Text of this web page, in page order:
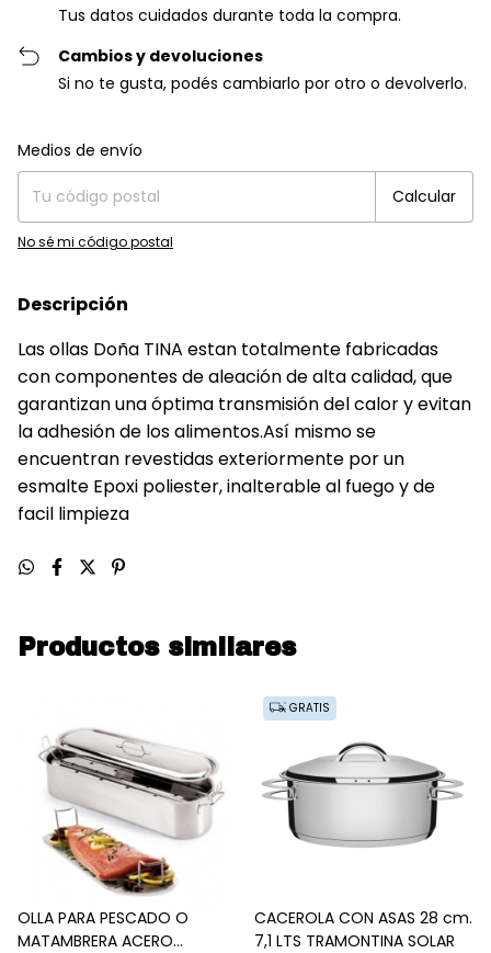
Tus datos cuidados durante toda la compra.
Cambios y devoluciones
Si no te gusta, podés cambiarlo por otro o devolverlo.
Entregas para el CP:
Medios de envío
Calcular
No sé mi código postal
Descripción
Las ollas Doña TINA estan totalmente fabricadas
con componentes de aleación de alta calidad, que
garantizan una óptima transmisión del calor y evitan
la adhesión de los alimentos.Así mismo se
encuentran revestidas exteriormente por un
esmalte Epoxi poliester, inalterable al fuego y de
facil limpieza
Productos similares
OLLA PARA PESCADO O
MATAMBRERA ACERO
GRATIS
CACEROLA CON ASAS 28 cm.
7,1 LTS TRAMONTINA SOLAR